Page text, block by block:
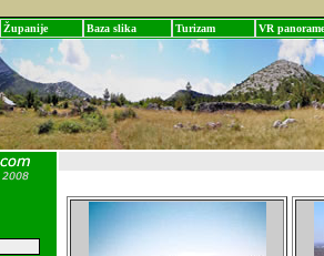
Županije Baza slika Turizam VR panorame